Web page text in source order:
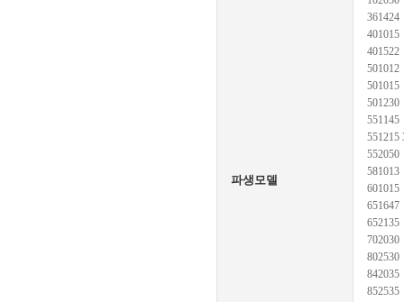
파생모델
361424
401015
401522
501012
501015
501230
551145
551215
552050
581013
601015
651647
652135
702030
802530
842035
852535